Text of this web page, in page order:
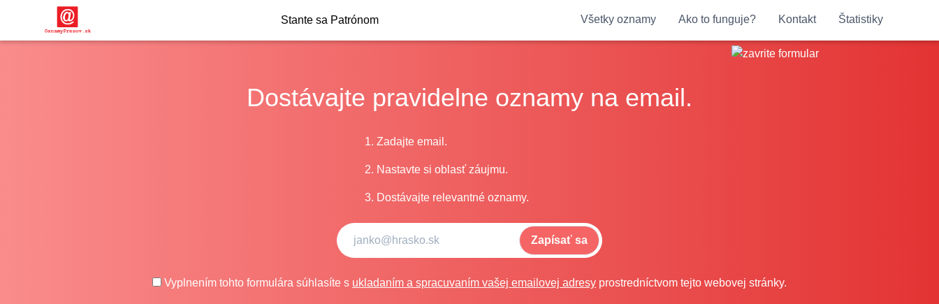
Stante sa Patrónom Všetky oznamy Ako to funguje? Kontakt Štatistiky
Dostávajte pravidelne oznamy na email.
1. Zadajte email.
2. Nastavte si oblasť záujmu.
3. Dostávajte relevantné oznamy.
Zapísať sa
Vyplnením tohto formulára súhlasíte s ukladaním a spracuvaním vašej emailovej adresy prostredníctvom tejto webovej stránky.